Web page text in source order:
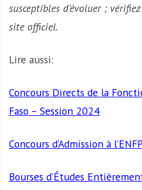
susceptibles d’évoluer ;
site officiel.
Lire aussi:
Concours Directs de la
Faso – Session 2024
Concours d’Admission à
Bourses d’Études